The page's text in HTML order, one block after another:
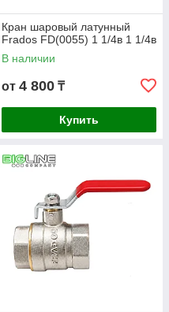
Кран шаровый латунный
Frados FD(0055) 1 1/4в 1 1/4в
В наличии
от 4 800 ₸
Купить